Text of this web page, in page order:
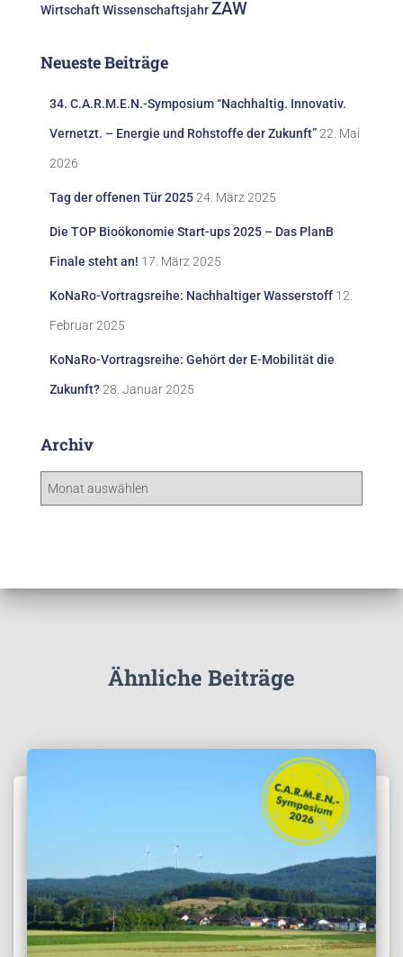
WirtschaftWissenschaftsjahrZAW
Neueste Beiträge
34. C.A.R.M.E.N.-Symposium “Nachhaltig. Innovativ.
Vernetzt. – Energie und Rohstoffe der Zukunft”22. Mai
2026
Tag der offenen Tür 202524. März 2025
Die TOP Bioökonomie Start-ups 2025 – Das PlanB
Finale steht an! 17. März 2025
KoNaRo-Vortragsreihe: Nachhaltiger Wasserstoff 12.
Februar 2025
KoNaRo-Vortragsreihe: Gehört der E-Mobilität die
Zukunft?28. Januar 2025
Archiv
Ähnliche Beiträge